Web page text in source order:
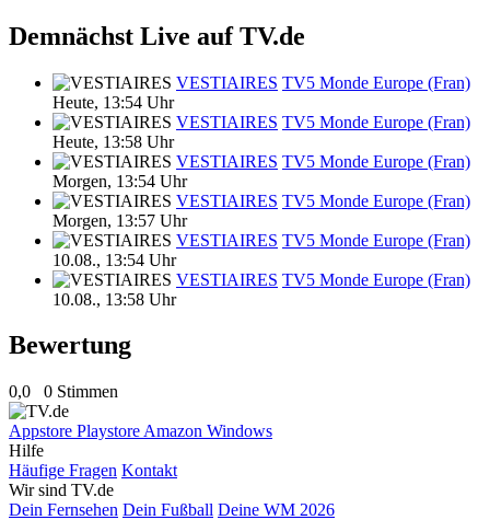
Demnächst Live auf TV.de
VESTIAIRES TV5 Monde Europe (Fran)
Heute, 13:54 Uhr
VESTIAIRES TV5 Monde Europe (Fran)
Heute, 13:58 Uhr
VESTIAIRES TV5 Monde Europe (Fran)
Morgen, 13:54 Uhr
VESTIAIRES TV5 Monde Europe (Fran)
Morgen, 13:57 Uhr
VESTIAIRES TV5 Monde Europe (Fran)
10.08., 13:54 Uhr
VESTIAIRES TV5 Monde Europe (Fran)
10.08., 13:58 Uhr
Bewertung
0,0 0 Stimmen
Appstore Playstore Amazon Windows
Hilfe
Häufige Fragen Kontakt
Wir sind TV.de
Dein Fernsehen Dein Fußball Deine WM 2026